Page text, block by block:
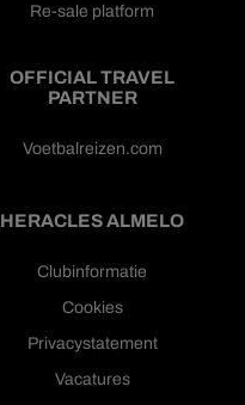
Re-sale platform
OFFICIAL TRAVEL
PARTNER
Voetbalreizen.com
HERACLES ALMELO
Clubinformatie
Cookies
Privacystatement
Vacatures